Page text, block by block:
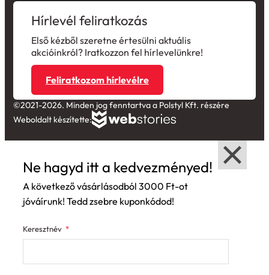
Hírlevél feliratkozás
Első kézből szeretne értesülni aktuális
akcióinkról? Iratkozzon fel hírlevelünkre!
Feliratkozom hírlevélre
©2021-2026. Minden jog fenntartva a Polstyl Kft. részére
Weboldalt készítette:
Ne hagyd itt a kedvezményed!
A következő vásárlásodból 3000 Ft-ot
jóváírunk! Tedd zsebre kuponkódod!
Keresztnév